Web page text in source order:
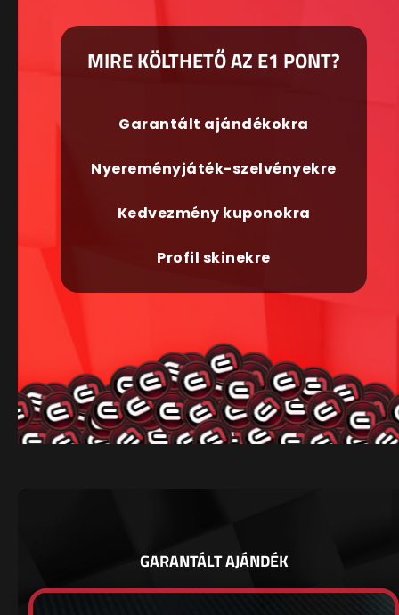
MIRE KÖLTHETŐ AZ E1 PONT?
Garantált ajándékokra
Nyereményjáték-szelvényekre
Kedvezmény kuponokra
Profil skinekre
GARANTÁLT AJÁNDÉK